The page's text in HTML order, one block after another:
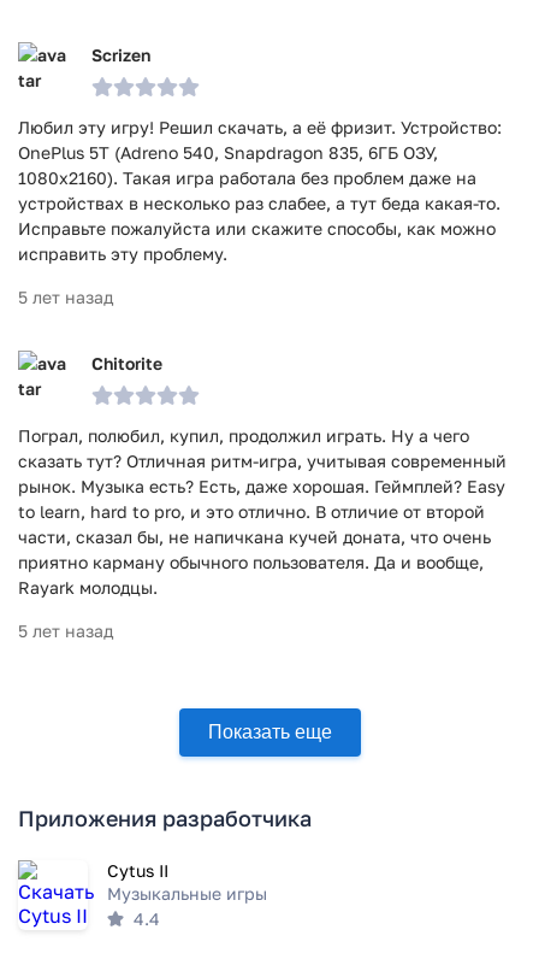
Scrizen
Любил эту игру! Решил скачать, а её фризит. Устройство:
OnePlus 5T (Adreno 540, Snapdragon 835, 6ГБ ОЗУ,
1080x2160). Такая игра работала без проблем даже на
устройствах в несколько раз слабее, а тут беда какая-то.
Исправьте пожалуйста или скажите способы, как можно
исправить эту проблему.
5 лет назад
Chitorite
Пограл, полюбил, купил, продолжил играть. Ну а чего
сказать тут? Отличная ритм-игра, учитывая современный
рынок. Музыка есть? Есть, даже хорошая. Геймплей? Easy
to learn, hard to pro, и это отлично. В отличие от второй
части, сказал бы, не напичкана кучей доната, что очень
приятно карману обычного пользователя. Да и вообще,
Rayark молодцы.
5 лет назад
Показать еще
Приложения разработчика
Cytus II
Музыкальные игры
4.4